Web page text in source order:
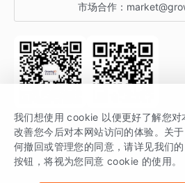
开发者文档
SDK 文档
场景指南
行业活动
市场合作：
关注公众号 获取更多干货
GrowingIO 是专注于数据智能分析与增长
分析云。
我们想使用 cookie 以便更好了解您对
改善您今后对本网站访问的体验。关
何撤回或管理您的同意，请详见我们的
按钮，将视为您同意 cookie 的使用。